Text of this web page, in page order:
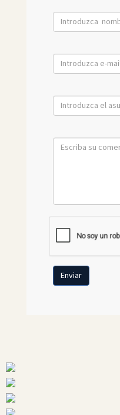
Enviar